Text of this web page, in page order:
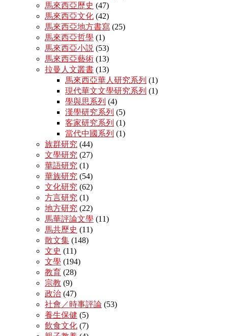
馬來西亞歷史 (47)
馬來西亞文化 (42)
馬來西亞地方書寫 (25)
馬來西亞哲學 (1)
馬來西亞小説 (53)
馬來西亞藝術 (13)
拉曼人文叢書 (13)
馬來西亞華人研究系列 (1)
現代華文文學研究系列 (1)
學與思系列 (4)
漢學研究系列 (5)
客家研究系列 (1)
當代中國系列 (1)
族群研究 (44)
文學研究 (27)
華語研究 (1)
華族研究 (54)
文化研究 (62)
方言研究 (1)
地方研究 (22)
馬華評論文學 (11)
馬共歷史 (11)
散文集 (148)
文史 (11)
文學 (194)
教育 (28)
宗教 (9)
政治 (47)
社會／時事評論 (53)
養生保健 (5)
飲食文化 (7)